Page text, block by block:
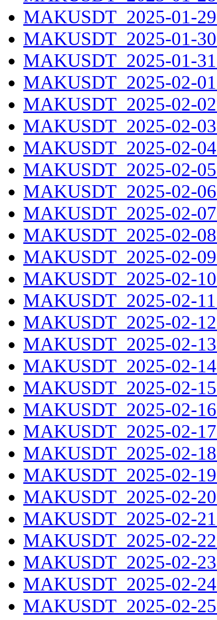
MAKUSDT_2025-01-
MAKUSDT_2025-01-
MAKUSDT_2025-01-
MAKUSDT_2025-02-
MAKUSDT_2025-02-
MAKUSDT_2025-02-
MAKUSDT_2025-02-
MAKUSDT_2025-02-
MAKUSDT_2025-02-
MAKUSDT_2025-02-
MAKUSDT_2025-02-
MAKUSDT_2025-02-
MAKUSDT_2025-02-
MAKUSDT_2025-02-
MAKUSDT_2025-02-
MAKUSDT_2025-02-
MAKUSDT_2025-02-
MAKUSDT_2025-02-
MAKUSDT_2025-02-
MAKUSDT_2025-02-
MAKUSDT_2025-02-
MAKUSDT_2025-02-
MAKUSDT_2025-02-
MAKUSDT_2025-02-
MAKUSDT_2025-02-
MAKUSDT_2025-02-
MAKUSDT_2025-02-
MAKUSDT_2025-02-